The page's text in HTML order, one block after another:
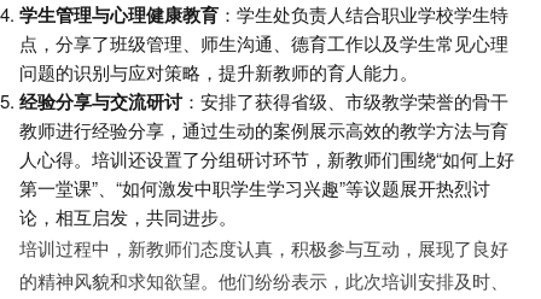
学生管理与心理健康教育 ：学生处负责人结合职业学校学生特
点，分享了班级管理、师生沟通、德育工作以及学生常见心理
问题的识别与应对策略，提升新教师的育人能力。
经验分享与交流研讨：安排了获得省级、市级教学荣誉的骨干
教师进行经验分享，通过生动的案例展示高效的教学方法与育
人心得。培训还设置了分组研讨环节，新教师们围绕“如何上好
第一堂课”、“如何激发中职学生学习兴趣”等议题展开热烈讨
论，相互启发，共同进步。
培训过程中，新教师们态度认真，积极参与互动，展现了良好
的精神风貌和求知欲望。他们纷纷表示，此次培训安排及时、